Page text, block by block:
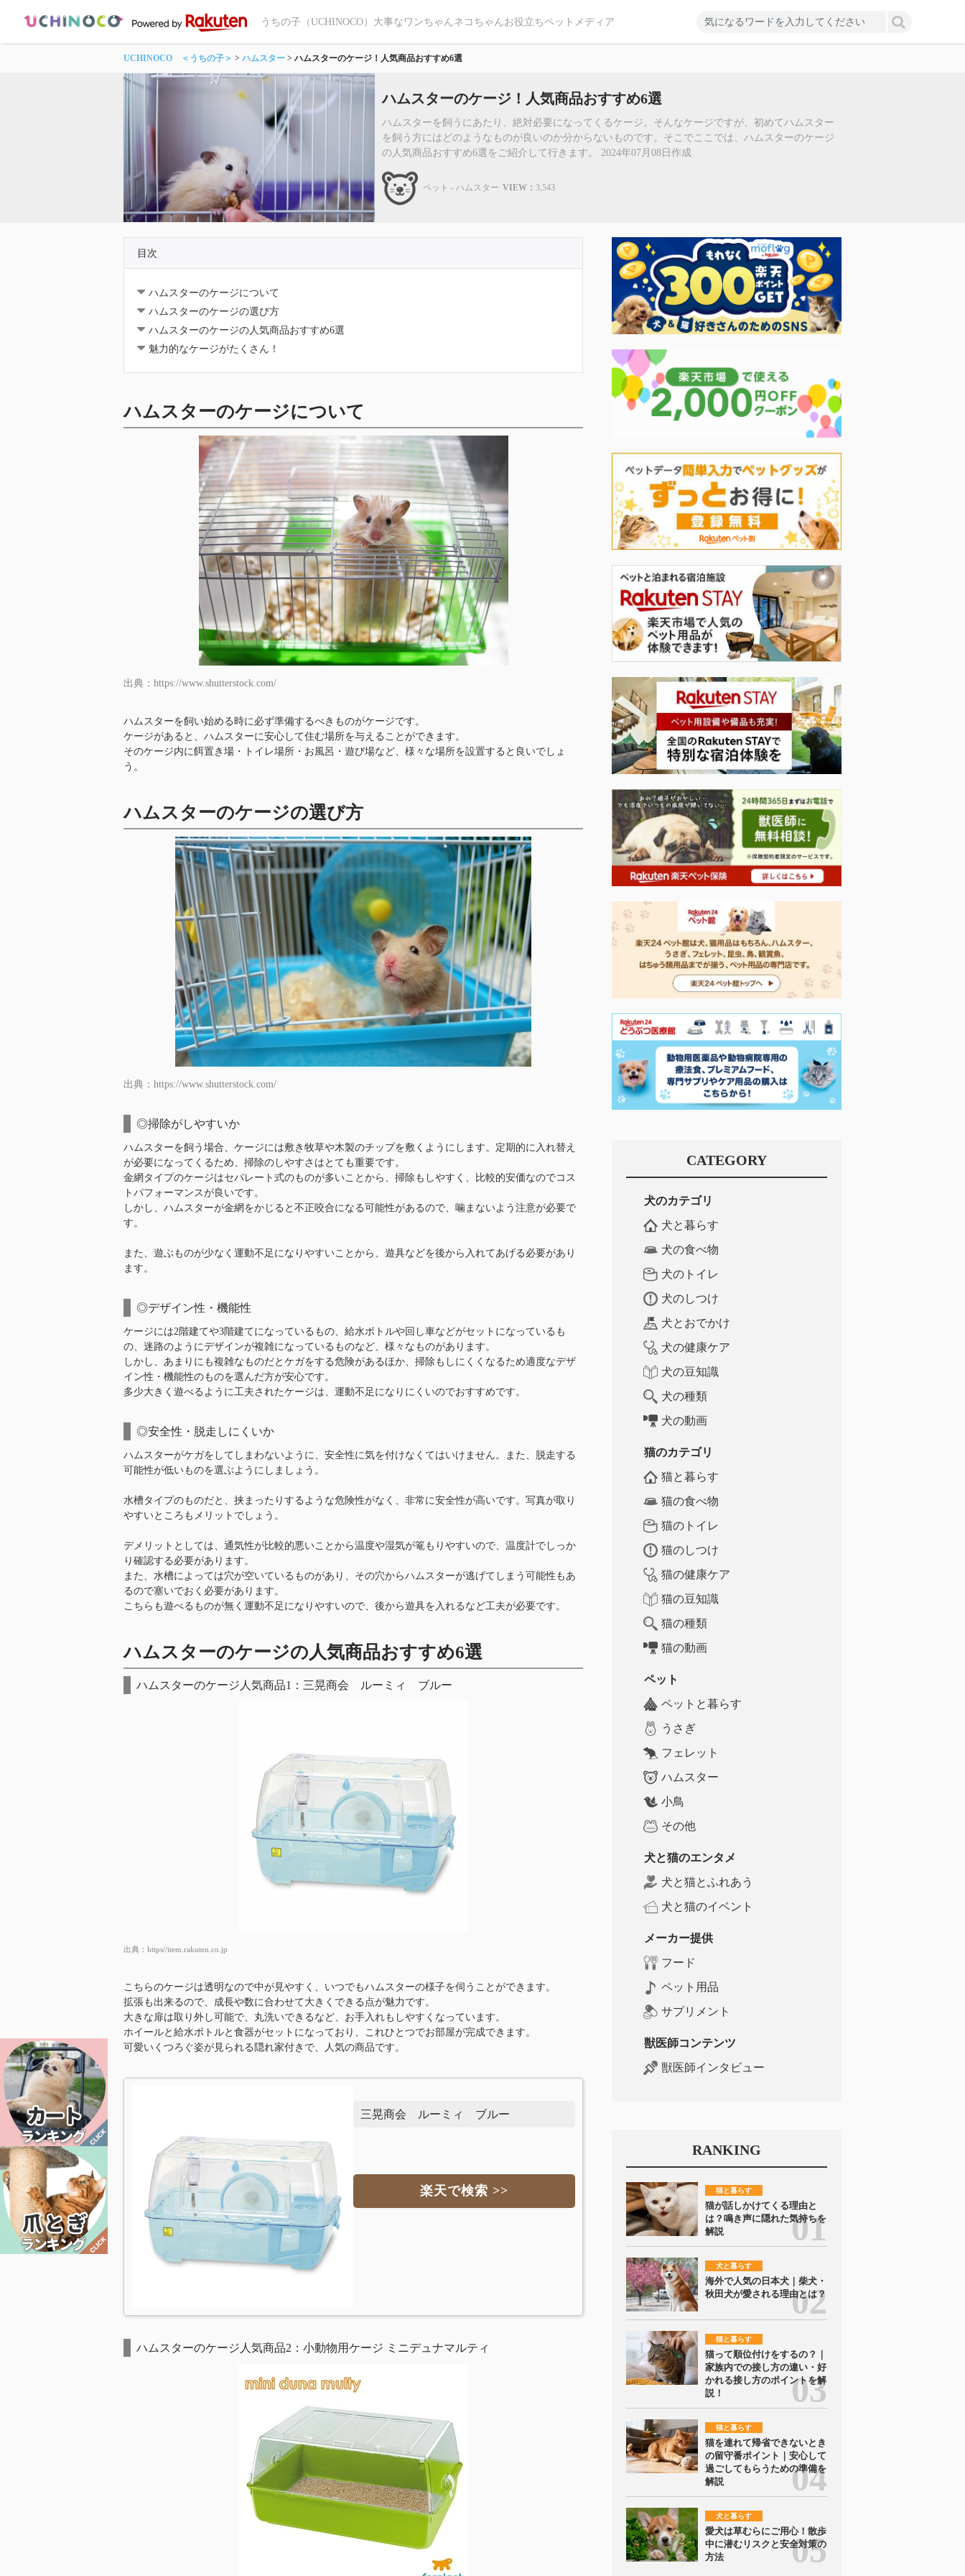
うちの子（UCHINOCO）大事なワンちゃんネコちゃんお役立ちペットメディア
UCHINOCO ＜うちの子＞ ハムスター ハムスターのケージ！人気商品おすすめ6選
ハムスターのケージ！人気商品おすすめ6選
ハムスターを飼うにあたり、絶対必要になってくるケージ。そんなケージですが、初めてハムスター
を飼う方にはどのようなものが良いのか分からないものです。そこでここでは、ハムスターのケージ
の人気商品おすすめ6選をご紹介して行きます。 2024年07月08日作成
ペット - ハムスター VIEW： 3,543
目次
ハムスターのケージについて
ハムスターのケージの選び方
ハムスターのケージの人気商品おすすめ6選
魅力的なケージがたくさん！
ハムスターのケージについて
出典：https://www.shutterstock.com/
ハムスターを飼い始める時に必ず準備するべきものがケージです。
ケージがあると、ハムスターに安心して住む場所を与えることができます。
そのケージ内に餌置き場・トイレ場所・お風呂・遊び場など、様々な場所を設置すると良いでしょ
う。
ハムスターのケージの選び方
出典：https://www.shutterstock.com/
◎掃除がしやすいか
ハムスターを飼う場合、ケージには敷き牧草や木製のチップを敷くようにします。定期的に入れ替え
が必要になってくるため、掃除のしやすさはとても重要です。
金網タイプのケージはセパレート式のものが多いことから、掃除もしやすく、比較的安価なのでコス
トパフォーマンスが良いです。
しかし、ハムスターが金網をかじると不正咬合になる可能性があるので、噛まないよう注意が必要で
す。
また、遊ぶものが少なく運動不足になりやすいことから、遊具などを後から入れてあげる必要があり
ます。
◎デザイン性・機能性
ケージには2階建てや3階建てになっているもの、給水ボトルや回し車などがセットになっているも
の、迷路のようにデザインが複雑になっているものなど、様々なものがあります。
しかし、あまりにも複雑なものだとケガをする危険があるほか、掃除もしにくくなるため適度なデザ
イン性・機能性のものを選んだ方が安心です。
多少大きく遊べるように工夫されたケージは、運動不足になりにくいのでおすすめです。
◎安全性・脱走しにくいか
ハムスターがケガをしてしまわないように、安全性に気を付けなくてはいけません。また、脱走する
可能性が低いものを選ぶようにしましょう。
水槽タイプのものだと、挟まったりするような危険性がなく、非常に安全性が高いです。写真が取り
やすいところもメリットでしょう。
デメリットとしては、通気性が比較的悪いことから温度や湿気が篭もりやすいので、温度計でしっか
り確認する必要があります。
また、水槽によっては穴が空いているものがあり、その穴からハムスターが逃げてしまう可能性もあ
るので塞いでおく必要があります。
こちらも遊べるものが無く運動不足になりやすいので、後から遊具を入れるなど工夫が必要です。
ハムスターのケージの人気商品おすすめ6選
ハムスターのケージ人気商品1：三晃商会 ルーミィ ブルー
出典： https//item.rakuten.co.jp
こちらのケージは透明なので中が見やすく、いつでもハムスターの様子を伺うことができます。
拡張も出来るので、成長や数に合わせて大きくできる点が魅力です。
大きな扉は取り外し可能で、丸洗いできるなど、お手入れもしやすくなっています。
ホイールと給水ボトルと食器がセットになっており、これひとつでお部屋が完成できます。
可愛いくつろぐ姿が見られる隠れ家付きで、人気の商品です。
三晃商会 ルーミィ ブルー
楽天で検索 >>
ハムスターのケージ人気商品2：小動物用ケージ ミニデュナマルティ
CATEGORY
犬のカテゴリ
犬と暮らす
犬の食べ物
犬のトイレ
犬のしつけ
犬とおでかけ
犬の健康ケア
犬の豆知識
犬の種類
犬の動画
猫のカテゴリ
猫と暮らす
猫の食べ物
猫のトイレ
猫のしつけ
猫の健康ケア
猫の豆知識
猫の種類
猫の動画
ペット
ペットと暮らす
うさぎ
フェレット
ハムスター
小鳥
その他
犬と猫のエンタメ
犬と猫とふれあう
犬と猫のイベント
メーカー提供
フード
ペット用品
サプリメント
獣医師コンテンツ
獣医師インタビュー
RANKING
猫と暮らす
猫が話しかけてくる理由と
は？鳴き声に隠れた気持ちを
解説
犬と暮らす
海外で人気の日本犬｜柴犬・
秋田犬が愛される理由とは？
猫と暮らす
猫って順位付けをするの？｜
家族内での接し方の違い・好
かれる接し方のポイントを解
説！
猫と暮らす
猫を連れて帰省できないとき
の留守番ポイント｜安心して
過ごしてもらうための準備を
解説
犬と暮らす
愛犬は草むらにご用心！散歩
中に潜むリスクと安全対策の
方法